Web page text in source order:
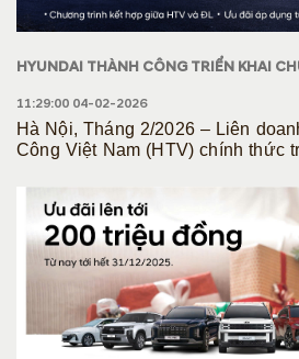
HYUNDAI THÀNH CÔNG TRIỂN KHAI
THÁNG 2 “MUA XE NHƯ Ý - ĐÓN XUÂN
11:29:00 04-02-2026
Hà Nội, Tháng 2/2026 – Liên
Công Việt Nam (HTV) chính thức
với tổng giá trị ưu đãi lên
nhiều quyền lợi giá trị dành cho
Hyundai trên toàn quốc.